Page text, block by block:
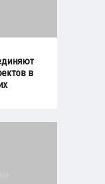
в